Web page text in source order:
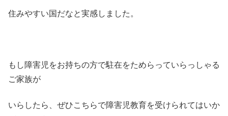
住みやすい国だなと実感しました。
もし障害児をお持ちの方で駐在をためらっていらっしゃる
ご家族が
いらしたら、ぜひこちらで障害児教育を受けられてはいか